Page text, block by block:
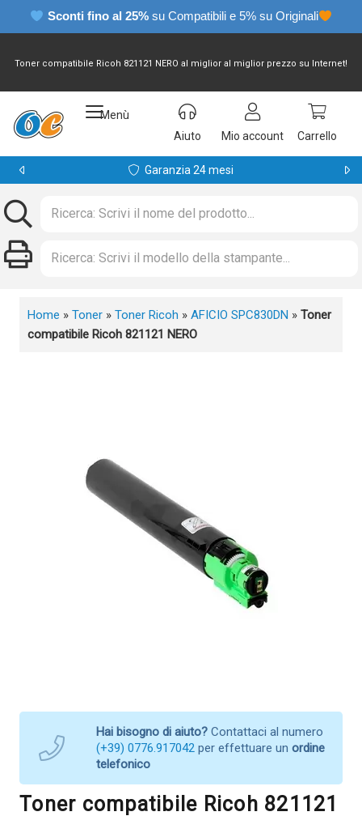
Sconti fino al 25% su Compatibili e 5% su Originali
Toner compatibile Ricoh 821121 NERO al miglior al miglior prezzo su Internet!
Menù
Aiuto
Mio account Carrello
Garanzia 24 mesi
Home » Toner » Toner Ricoh » AFICIO SPC830DN » Toner
compatibile Ricoh 821121 NERO
Hai bisogno di aiuto? Contattaci al numero
(+39) 0776.917042 per effettuare un ordine
telefonico
Toner compatibile Ricoh 821121